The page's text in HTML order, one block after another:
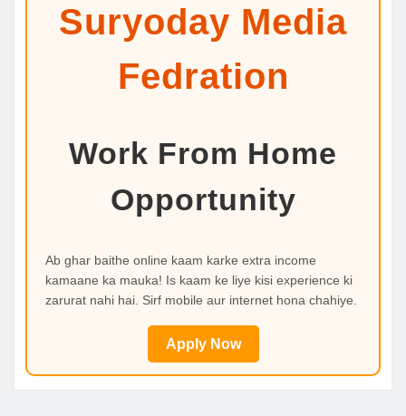
Suryoday Media
Fedration
Work From Home
Opportunity
Ab ghar baithe online kaam karke extra income
kamaane ka mauka! Is kaam ke liye kisi experience ki
zarurat nahi hai. Sirf mobile aur internet hona chahiye.
Apply Now